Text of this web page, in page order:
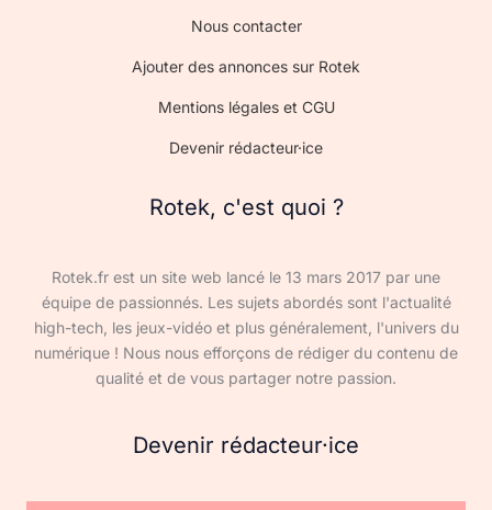
Nous contacter
Ajouter des annonces sur Rotek
Mentions légales et CGU
Devenir rédacteur·ice
Rotek, c'est quoi ?
Rotek.fr est un site web lancé le 13 mars 2017 par une
équipe de passionnés. Les sujets abordés sont l'actualité
high-tech, les jeux-vidéo et plus généralement, l'univers du
numérique ! Nous nous efforçons de rédiger du contenu de
qualité et de vous partager notre passion.
Devenir rédacteur·ice